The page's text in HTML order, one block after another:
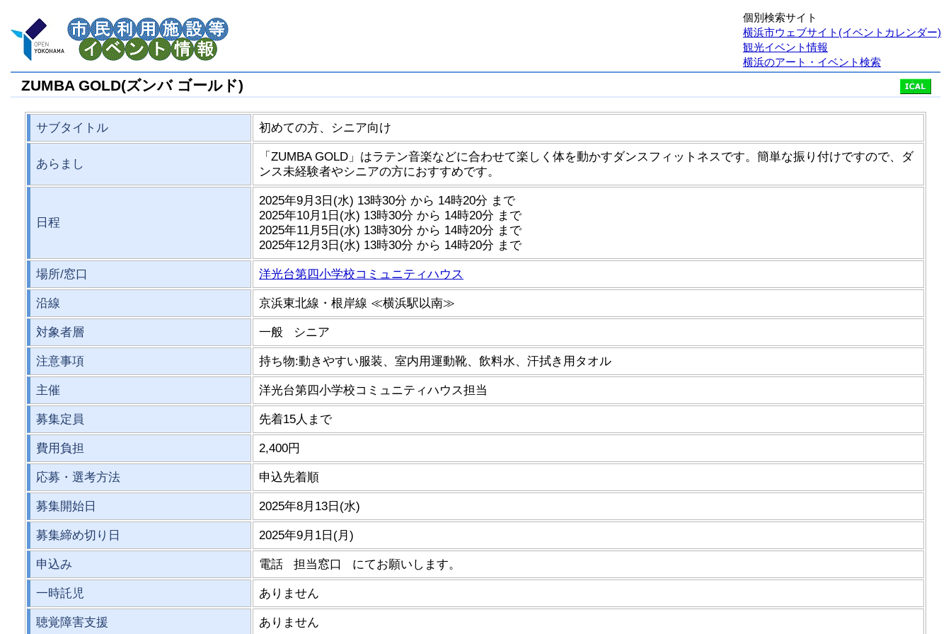
個別検索サイト
横浜市ウェブサイト(イベントカレンダー)
観光イベント情報
横浜のアート・イベント検索
ZUMBA GOLD(ズンバ ゴールド)
サブタイトル 初めての方、シニア向け
あらまし
「ZUMBA GOLD」はラテン音楽などに合わせて楽しく体を動かすダンスフィットネスです。簡単な振り付けですので、ダ
ンス未経験者やシニアの方におすすめです。
日程
2025年9月3日(水) 13時30分 から 14時20分 まで
2025年10月1日(水) 13時30分 から 14時20分 まで
2025年11月5日(水) 13時30分 から 14時20分 まで
2025年12月3日(水) 13時30分 から 14時20分 まで
場所/窓口 洋光台第四小学校コミュニティハウス
沿線 京浜東北線・根岸線 ≪横浜駅以南≫
対象者層 一般 シニア
注意事項 持ち物:動きやすい服装、室内用運動靴、飲料水、汗拭き用タオル
主催 洋光台第四小学校コミュニティハウス担当
募集定員 先着15人まで
費用負担 2,400円
応募・選考方法 申込先着順
募集開始日 2025年8月13日(水)
募集締め切り日 2025年9月1日(月)
申込み 電話 担当窓口 にてお願いします。
一時託児 ありません
聴覚障害支援 ありません